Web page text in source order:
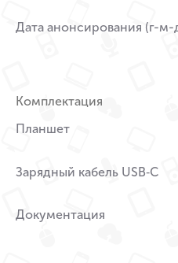
Дата анонсирования (г-м-
Комплектация
Планшет
Зарядный кабель USB‑C
Документация